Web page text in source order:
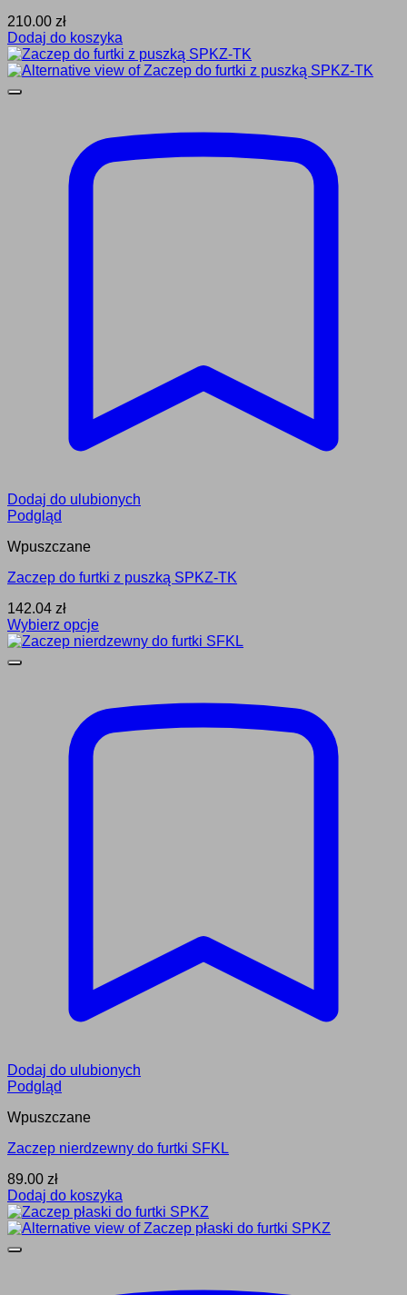
210.00 zł
Dodaj do koszyka
Dodaj do ulubionych
Podgląd
Wpuszczane
Zaczep do furtki z puszką SPKZ-TK
142.04 zł
Wybierz opcje
Ten
produkt
Dodaj do ulubionych
Podgląd
Wpuszczane
Zaczep nierdzewny do furtki SFKL
89.00 zł
Dodaj do koszyka